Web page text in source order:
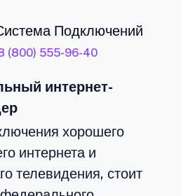
Подключений
(800) 555-96-40
интернет-
хорошего
интернета и
телевидения, стоит